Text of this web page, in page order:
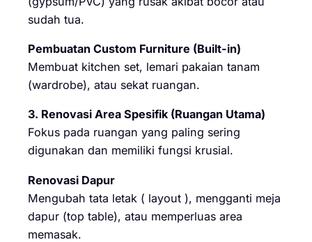
sudah tua.
Pembuatan Custom Furniture (Built-in)
Membuat kitchen set, lemari pakaian tanam
(wardrobe), atau sekat ruangan.
3. Renovasi Area Spesifik (Ruangan Utama)
Fokus pada ruangan yang paling sering
digunakan dan memiliki fungsi krusial.
Renovasi Dapur
Mengubah tata letak ( layout ), mengganti meja
dapur (top table), atau memperluas area
memasak.